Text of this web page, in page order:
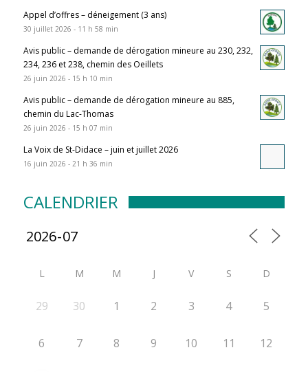
Appel d’offres – déneigement (3 ans)
30 juillet 2026 - 11 h 58 min
Avis public – demande de dérogation mineure au 230, 232,
234, 236 et 238, chemin des Oeillets
26 juin 2026 - 15 h 10 min
Avis public – demande de dérogation mineure au 885,
chemin du Lac-Thomas
26 juin 2026 - 15 h 07 min
La Voix de St-Didace – juin et juillet 2026
16 juin 2026 - 21 h 36 min
CALENDRIER
L M M J V S D
29 30 1 2 3 4 5
6 7 8 9 10 11 12